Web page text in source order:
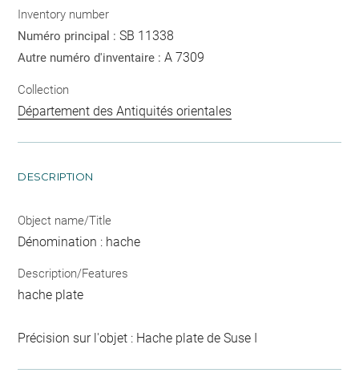
Inventory number
Numéro principal :SB 11338
Autre numéro d'inventaire :A 7309
Collection
Département des Antiquités orientales
DESCRIPTION
Object name/Title
Dénomination : hache
Description/Features
hache plate
Précision sur l'objet : Hache plate de Suse I